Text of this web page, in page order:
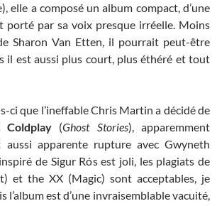
elle a composé un album compact, d’une
porté par sa voix presque irréelle. Moins
Sharon Van Etten, il pourrait peut-être
il est aussi plus court, plus éthéré et tout
ci que l’ineffable Chris Martin a décidé de
Coldplay(Ghost Stories), apparemment
apparente rupture avec Gwyneth
de Sigur Rós est joli, les plagiats de
et the XX (Magic) sont acceptables, je
l’album est d’une invraisemblable vacuité,